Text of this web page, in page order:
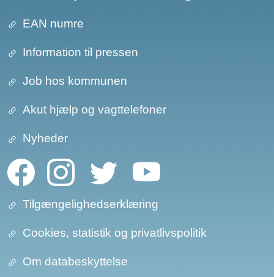
EAN numre
Information til pressen
Job hos kommunen
Akut hjælp og vagttelefoner
Nyheder
Tilgængelighedserklæring
Cookies, statistik og privatlivspolitik
Om databeskyttelse​​